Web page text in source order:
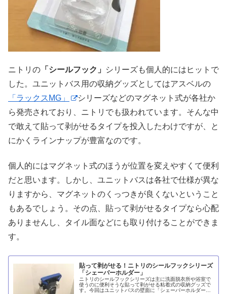
ニトリの 「シールフック」
シリーズも個人的にはヒットで
した。ユニットバス用の収納グッズとしてはアスベルの
「ラックスMG」
シリーズなどのマグネット式が各社か
ら発売されており、ニトリでも扱われています。そんな中
で敢えて貼って剥がせるタイプを投入したわけですが、と
にかくラインナップが豊富なのです。
個人的にはマグネット式のほうが位置を変えやすくて便利
だと思います。しかし、ユニットバスは各社で仕様が異な
りますから、マグネットのくっつきが良くないということ
もあるでしょう。その点、貼って剥がせるタイプなら心配
ありませんし、タイル面などにも取り付けることができま
す。
貼って剥がせる！ニトリのシールフックシリーズ
「シェーバーホルダー」
ニトリのシールフックシリーズは主に洗面脱衣所や浴室で
使うのに便利そうな貼って剥がせる粘着式の収納グッズで
す。今回はユニットバスの壁面に「シェーバーホルダー」